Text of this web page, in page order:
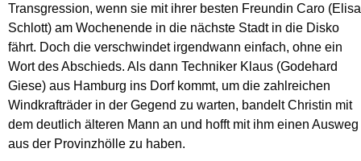
Transgression, wenn sie mit ihrer besten Freundin Caro (Elisa
Schlott) am Wochenende in die nächste Stadt in die Disko
fährt. Doch die verschwindet irgendwann einfach, ohne ein
Wort des Abschieds. Als dann Techniker Klaus (Godehard
Giese) aus Hamburg ins Dorf kommt, um die zahlreichen
Windkrafträder in der Gegend zu warten, bandelt Christin mit
dem deutlich älteren Mann an und hofft mit ihm einen Ausweg
aus der Provinzhölle zu haben.